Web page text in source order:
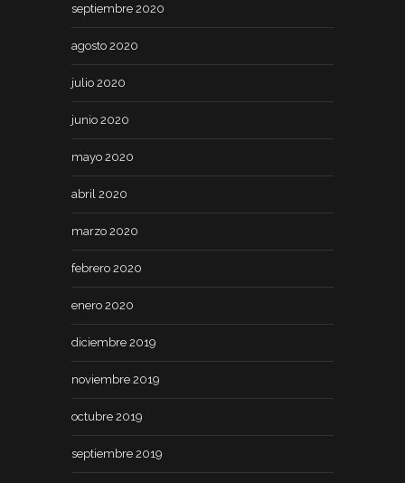
septiembre 2020
agosto 2020
julio 2020
junio 2020
mayo 2020
abril 2020
marzo 2020
febrero 2020
enero 2020
diciembre 2019
noviembre 2019
octubre 2019
septiembre 2019